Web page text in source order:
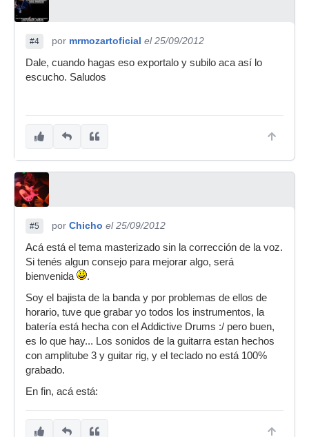
#4 por mrmozartoficial el 25/09/2012
Dale, cuando hagas eso exportalo y subilo aca así lo
escucho. Saludos
#5 por Chicho el 25/09/2012
Acá está el tema masterizado sin la corrección de la voz.
Si tenés algun consejo para mejorar algo, será
bienvenida
.
Soy el bajista de la banda y por problemas de ellos de
horario, tuve que grabar yo todos los instrumentos, la
batería está hecha con el Addictive Drums :/ pero buen,
es lo que hay... Los sonidos de la guitarra estan hechos
con amplitube 3 y guitar rig, y el teclado no está 100%
grabado.
En fin, acá está: